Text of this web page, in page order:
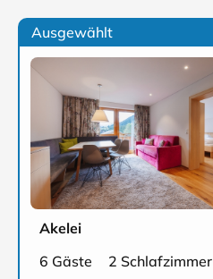
Ausgewählt
Akelei
6 Gäste
2 Schlafzimmer